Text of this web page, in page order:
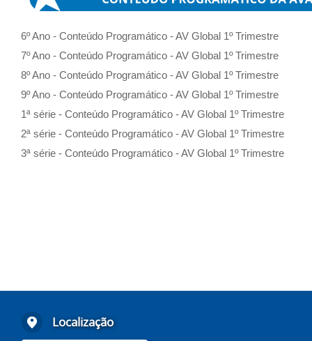
6º Ano - Conteúdo Programático - AV Global 1º Trimestre
7º Ano - Conteúdo Programático - AV Global 1º Trimestre
8º Ano - Conteúdo Programático - AV Global 1º Trimestre
9º Ano - Conteúdo Programático - AV Global 1º Trimestre
1ª série - Conteúdo Programático - AV Global 1º Trimestre
2ª série - Conteúdo Programático - AV Global 1º Trimestre
3ª série - Conteúdo Programático - AV Global 1º Trimestre
Localização